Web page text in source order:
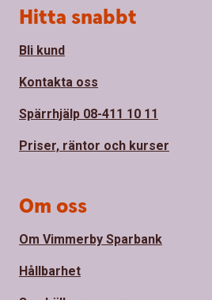
Sidfot
Hitta snabbt
Bli kund
Kontakta oss
Spärrhjälp 08-411 10 11
Priser, räntor och kurser
Om oss
Om Vimmerby Sparbank
Hållbarhet